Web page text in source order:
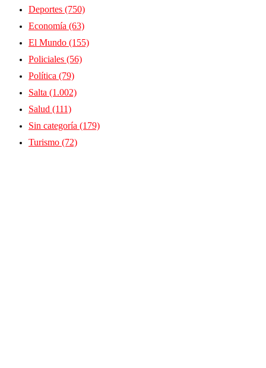
Deportes (750)
Economía (63)
El Mundo (155)
Policiales (56)
Política (79)
Salta (1.002)
Salud (111)
Sin categoría (179)
Turismo (72)